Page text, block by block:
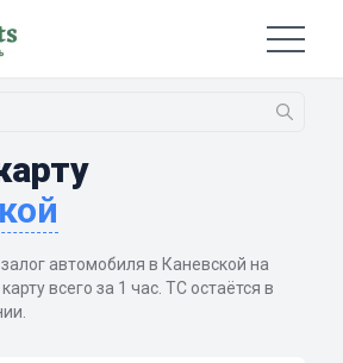
автомобиля в Каневской на
всего за 1 час. ТС остаётся в